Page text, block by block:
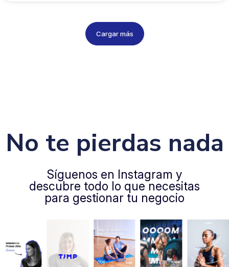
Cargar más
No te pierdas nada
Síguenos en Instagram y
descubre todo lo que necesitas
para gestionar tu negocio